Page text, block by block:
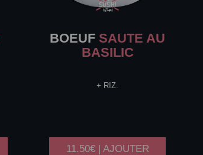
BOEUF SAUTE AU
BASILIC
+ RIZ.
11.50€ | AJOUTER